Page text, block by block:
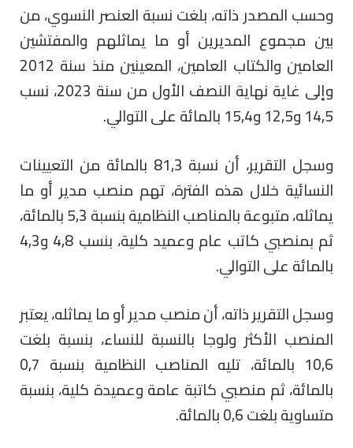
وحسب المصدر ذاته، بلغت نسبة العنصر النسوي، من
بين مجموع المديرين أو ما يماثلهم والمفتشين
العامين والكتاب العامين، المعينين منذ سنة 2012
وإلى غاية نهاية النصف الأول من سنة 2023، نسب
14,5 و12,5 و15,4 بالمائة على التوالي.
وسجل التقرير، أن نسبة 81,3 بالمائة من التعيينات
النسائية خلال هذه الفترة، تهم منصب مدير أو ما
يماثله، متبوعة بالمناصب النظامية بنسبة 5,3 بالمائة،
ثم بمنصبي كاتب عام وعميد كلية، بنسب 4,8 و4,3
بالمائة على التوالي.
وسجل التقرير ذاته، أن منصب مدير أو ما يماثله، يعتبر
المنصب الأكثر ولوجا بالنسبة للنساء، بنسبة بلغت
10,6 بالمائة، تليه المناصب النظامية بنسبة 0,7
بالمائة، ثم منصبي كاتبة عامة وعميدة كلية، بنسبة
متساوية بلغت 0,6 بالمائة.